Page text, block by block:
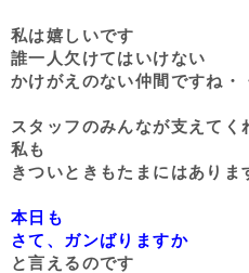
私は嬉しいです
誰一人欠けてはいけない
かけがえのない仲間ですね・
スタッフのみんなが支えてく
私も
きついときもたまにはありま
本日も
さて、ガンばりますか
と言えるのです